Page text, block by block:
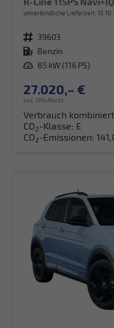
unverbindliche Lieferzeit:
Fahrzeugnr. 39603
Kraftstoff Benzin
Leistung 85 kW (116 PS)
27.020,– €
incl. 19% MwSt.
Verbrauch
CO2-Klasse: E
CO2-Emissionen: